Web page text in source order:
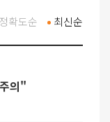
최신순
정확도순
의"